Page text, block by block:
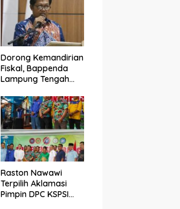
Dorong Kemandirian
Fiskal, Bappenda
Lampung Tengah
PAK-SI 2025
Raston Nawawi
Terpilih Aklamasi
Pimpin DPC KSPSI